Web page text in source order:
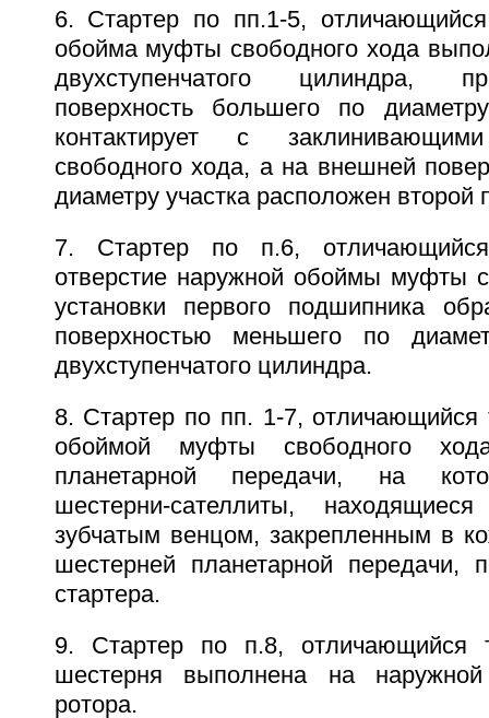
6. Стартер по пп.1-5,
обойма муфты свободного хода
двухступенчатого цилиндра,
поверхность большего по
контактирует с
свободного хода, а на внешней
диаметру участка расположен второй
7. Стартер по п.6,
отверстие наружной обоймы муфты
установки первого подшипника
поверхностью меньшего по
двухступенчатого цилиндра.
8. Стартер по пп. 1-7, отличающийся
обоймой муфты свободного
планетарной передачи, на
шестерни-сателлиты,
зубчатым венцом, закрепленным в
шестерней планетарной передачи,
стартера.
9. Стартер по п.8, отличающийся
шестерня выполнена на
ротора.